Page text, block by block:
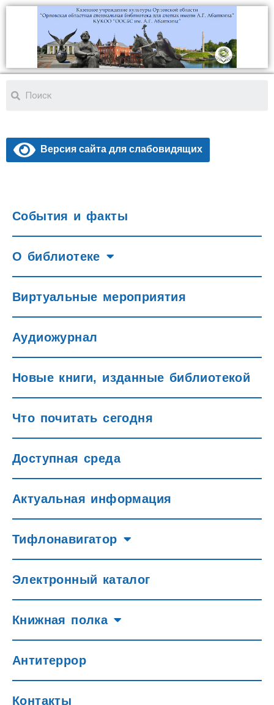
Версия сайта для слабовидящих
События и факты
О библиотеке
Виртуальные мероприятия
Аудиожурнал
Новые книги, изданные библиотекой
Что почитать сегодня
Доступная среда
Актуальная информация
Тифлонавигатор
Электронный каталог
Книжная полка
Антитеррор
Контакты